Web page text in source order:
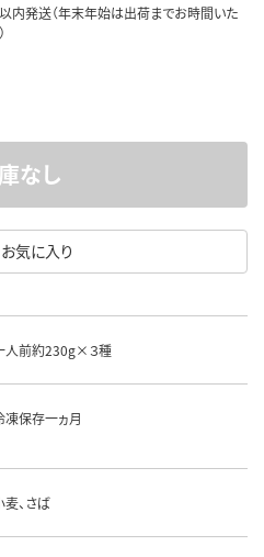
内発送（年末年始は出荷までお時間いた
お気に入り
なし
人前約230g×３種
凍保存一ヵ月
麦、さば